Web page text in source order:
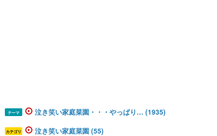
テーマ 泣き笑い家庭菜園・・・やっぱり… (1935)
カテゴリ 泣き笑い家庭菜園 (55)